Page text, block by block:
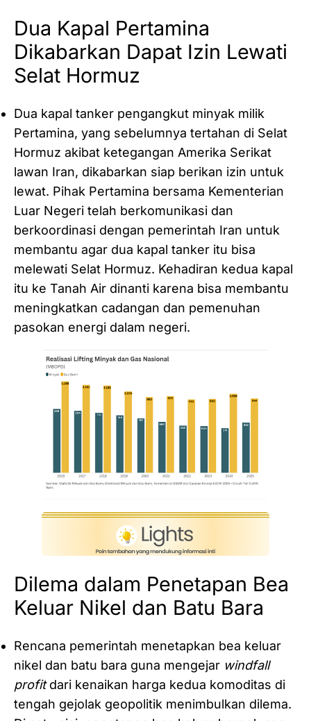
Dua Kapal Pertamina
Dikabarkan Dapat Izin Lewati
Selat Hormuz
Dua kapal tanker pengangkut minyak milik
Pertamina, yang sebelumnya tertahan di Selat
Hormuz akibat ketegangan Amerika Serikat
lawan Iran, dikabarkan siap berikan izin untuk
lewat. Pihak Pertamina bersama Kementerian
Luar Negeri telah berkomunikasi dan
berkoordinasi dengan pemerintah Iran untuk
membantu agar dua kapal tanker itu bisa
melewati Selat Hormuz. Kehadiran kedua kapal
itu ke Tanah Air dinanti karena bisa membantu
meningkatkan cadangan dan pemenuhan
pasokan energi dalam negeri.
Dilema dalam Penetapan Bea
Keluar Nikel dan Batu Bara
Rencana pemerintah menetapkan bea keluar
nikel dan batu bara guna mengejar windfall
profitdari kenaikan harga kedua komoditas di
tengah gejolak geopolitik menimbulkan dilema.